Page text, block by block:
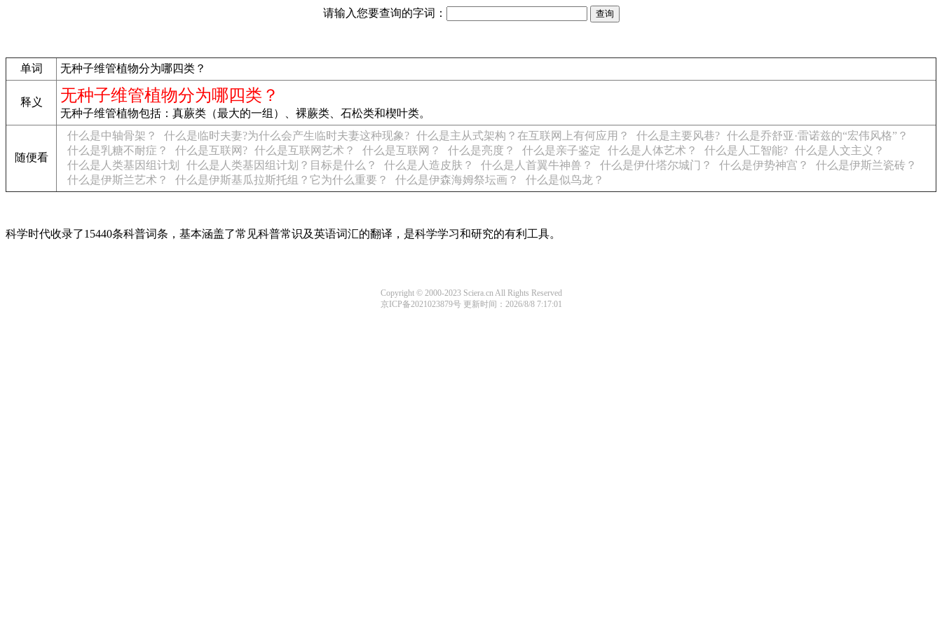
请输入您要查询的字词：
单词 无种子维管植物分为哪四类？
释义 无种子维管植物分为哪四类？
无种子维管植物包括：真蕨类（最大的一组）、裸蕨类、石松类和楔叶类。
随便看
什么是中轴骨架？ 什么是临时夫妻?为什么会产生临时夫妻这种现象? 什么是主从式架构？在互联网上有何应用？ 什么是主要风巷? 什么是乔舒亚·雷诺兹的“宏伟风格”？
什么是乳糖不耐症？
什么是互联网? 什么是互联网艺术？ 什么是互联网？ 什么是亮度？ 什么是亲子鉴定 什么是人体艺术？ 什么是人工智能? 什么是人文主义？
什么是人类基因组计划
什么是人类基因组计划？目标是什么？ 什么是人造皮肤？ 什么是人首翼牛神兽？ 什么是伊什塔尔城门？ 什么是伊势神宫？
什么是伊斯兰瓷砖？
什么是伊斯兰艺术？
什么是伊斯基瓜拉斯托组？它为什么重要？ 什么是伊森海姆祭坛画？ 什么是似鸟龙？
科学时代收录了15440条科普词条，基本涵盖了常见科普常识及英语词汇的翻译，是科学学习和研究的有利工具。
Copyright © 2000-2023 Sciera.cn All Rights Reserved
京ICP备2021023879号更新时间：2026/8/8 7:17:01